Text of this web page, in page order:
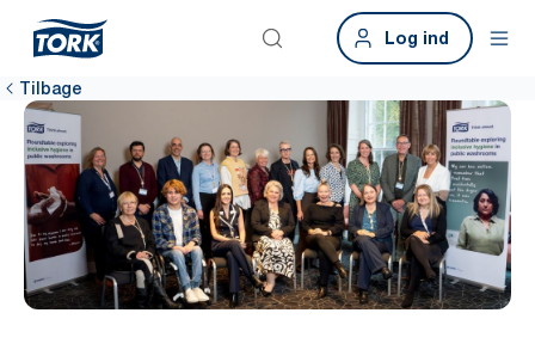
Log ind
Tilbage